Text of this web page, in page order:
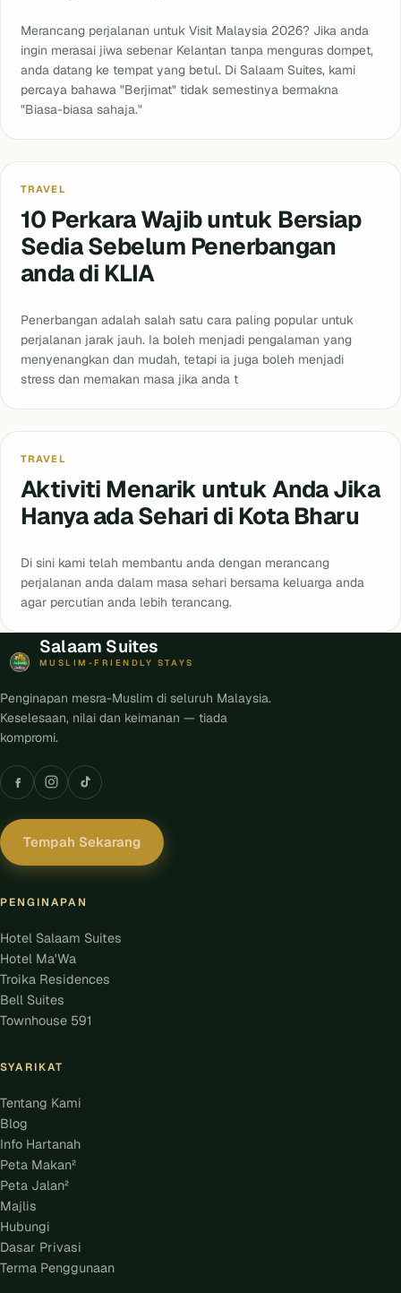
Merancang perjalanan untuk Visit Malaysia 2026? Jika anda
ingin merasai jiwa sebenar Kelantan tanpa menguras dompet,
anda datang ke tempat yang betul. Di Salaam Suites, kami
percaya bahawa "Berjimat" tidak semestinya bermakna
"Biasa-biasa sahaja."
Blog
TRAVEL
10 Perkara Wajib untuk Bersiap
Sedia Sebelum Penerbangan
anda di KLIA
Penerbangan adalah salah satu cara paling popular untuk
perjalanan jarak jauh. Ia boleh menjadi pengalaman yang
menyenangkan dan mudah, tetapi ia juga boleh menjadi
stress dan memakan masa jika anda t
Blog
TRAVEL
Aktiviti Menarik untuk Anda Jika
Hanya ada Sehari di Kota Bharu
Di sini kami telah membantu anda dengan merancang
perjalanan anda dalam masa sehari bersama keluarga anda
agar percutian anda lebih terancang.
Salaam Suites
MUSLIM-FRIENDLY STAYS
Penginapan mesra-Muslim di seluruh Malaysia.
Keselesaan, nilai dan keimanan — tiada
kompromi.
Tempah Sekarang
PENGINAPAN
Hotel Salaam Suites
Hotel Ma'Wa
Troika Residences
Bell Suites
Townhouse 591
SYARIKAT
Tentang Kami
Blog
Info Hartanah
Peta Makan²
Peta Jalan²
Majlis
Hubungi
Dasar Privasi
Terma Penggunaan